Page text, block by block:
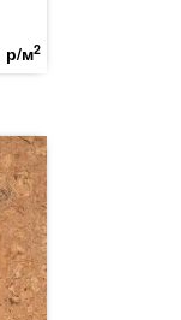
р/м2